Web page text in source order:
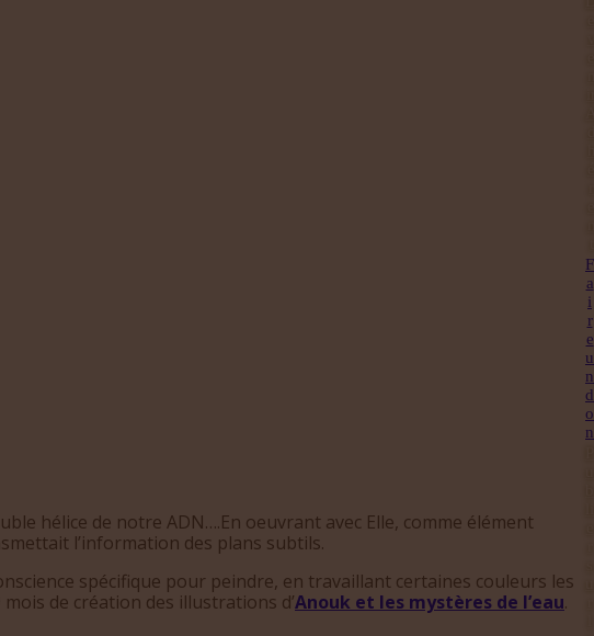
hélice de notre ADN….En oeuvrant avec Elle, comme élément
l’information des plans subtils.
spécifique pour peindre, en travaillant certaines couleurs les
de création des illustrations d’Anouk et les mystères de l’eau.
F
a
i
r
e
u
n
d
o
n